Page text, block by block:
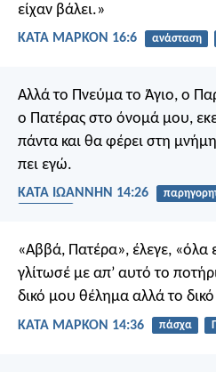
είχαν βάλει.»
ΚΑΤΑ ΜΑΡΚΟΝ 16:6 ανάσταση
Αλλά το Πνεύμα το Άγιο, ο
ο Πατέρας στο όνομά μου,
πάντα και θα φέρει στη
πει εγώ.
ΚΑΤΑ ΙΩΑΝΝΗΝ 14:26
«Αββά, Πατέρα», έλεγε, «όλα
γλίτωσέ με απ’ αυτό το
δικό μου θέλημα αλλά το
ΚΑΤΑ ΜΑΡΚΟΝ 14:36 πάσχα